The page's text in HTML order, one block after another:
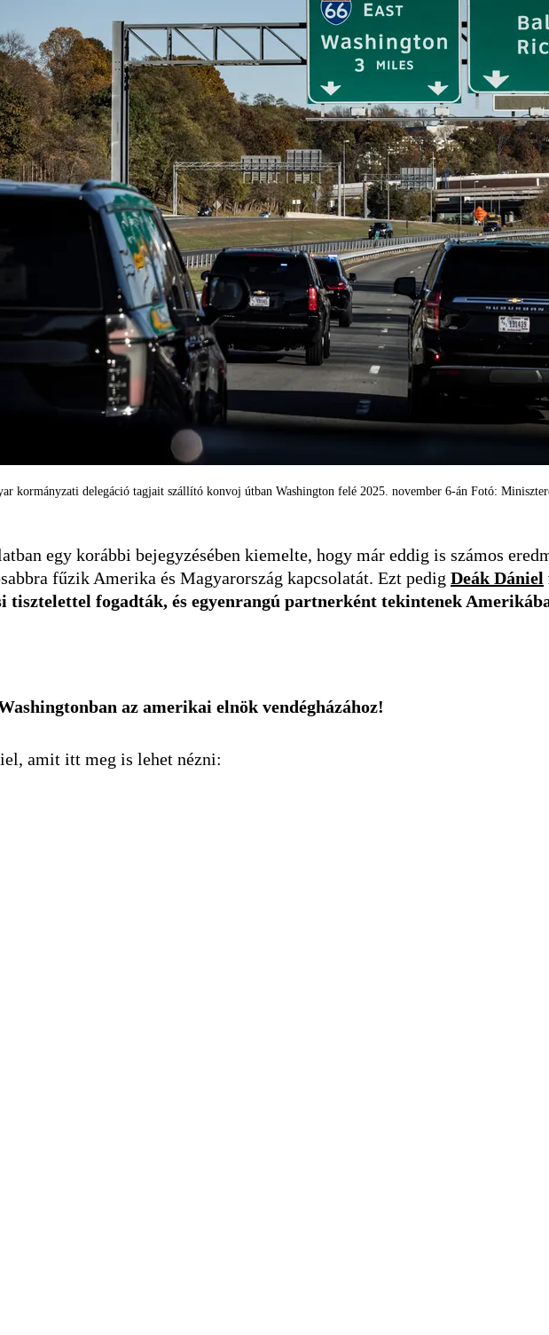
kormányzati delegáció tagjait szállító konvoj útban Washington felé 2025. november 6-án Fotó:
egy korábbi bejegyzésében kiemelte, hogy már eddig is számos
fűzik Amerika és Magyarország kapcsolatát. Ezt pedig Deák Dániel
tisztelettel fogadták, és egyenrangú partnerként tekintenek
az amerikai elnök vendégházához!
amit itt meg is lehet nézni: